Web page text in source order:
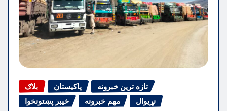
بلاګ پاکیستان
تازه ترین خبرونه
خیبر پښتونخوا
مهم خبرونه نړیوال